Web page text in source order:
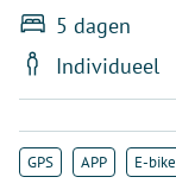
GPS APP E-bike
5 dagen
Individueel